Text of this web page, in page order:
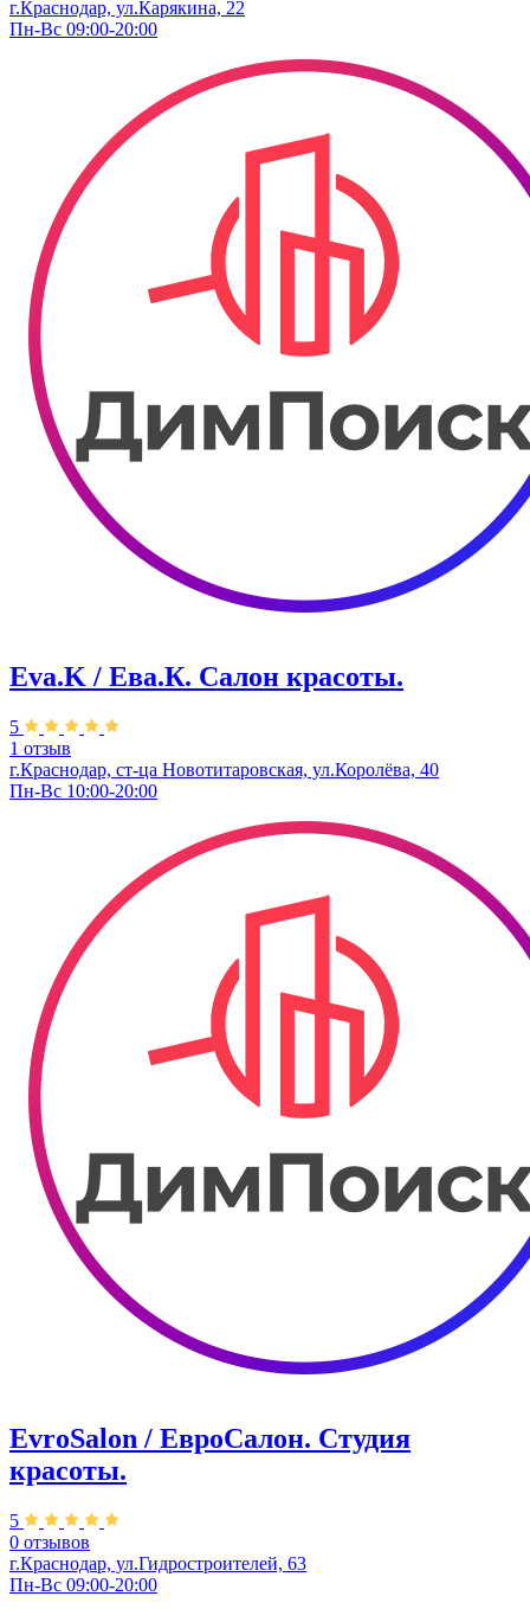
г.Краснодар, ул.Карякина, 22
Пн-Вс 09:00-20:00
Eva.K / Ева.К. Салон красоты.
5
1 отзыв
г.Краснодар, ст-ца Новотитаровская, ул.Королёва, 40
Пн-Вс 10:00-20:00
EvroSalon / ЕвроСалон. Студия
красоты.
5
0 отзывов
г.Краснодар, ул.Гидростроителей, 63
Пн-Вс 09:00-20:00